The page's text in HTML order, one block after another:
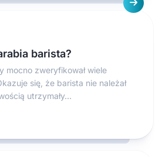
barista?
mocno zweryfikował wiele
się, że barista nie należał
utrzymały...